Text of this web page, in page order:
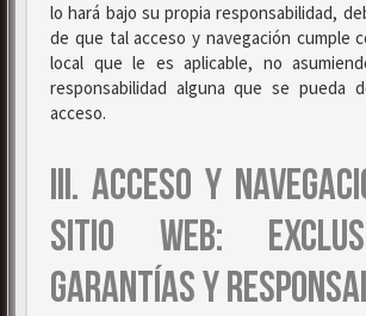
lo hará bajo su propia responsabilidad,
de que tal acceso y navegación cumple
local que le es aplicable, no
responsabilidad alguna que se pueda
acceso.
III. ACCESO Y
SITIO WEB:
GARANTÍAS Y